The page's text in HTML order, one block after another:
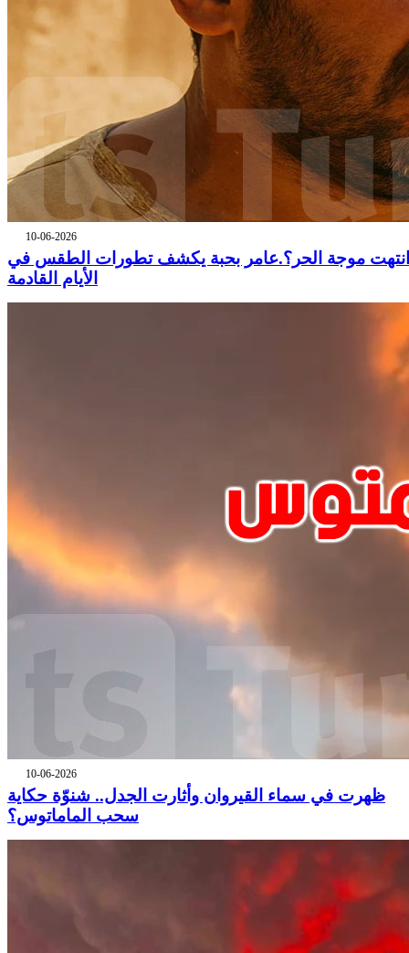
10-06-2026
انتهت موجة الحر؟.عامر بحبة يكشف تطورات الطقس في
الأيام القادمة
10-06-2026
ظهرت في سماء القيروان وأثارت الجدل.. شنوّة حكاية
سحب الماماتوس؟